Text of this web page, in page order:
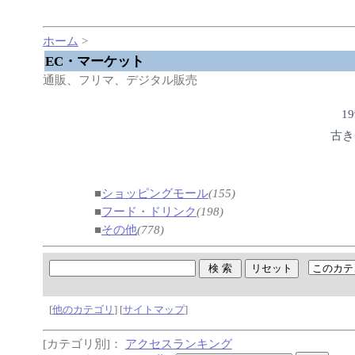
ホーム >
EC・マーケット
通販、フリマ、デジタル販売
古
■ショッピングモール(155)
■フード・ドリンク(198)
■その他(778)
[他のカテゴリ ] [サイトマップ]
[カテゴリ別]： アクセスランキング